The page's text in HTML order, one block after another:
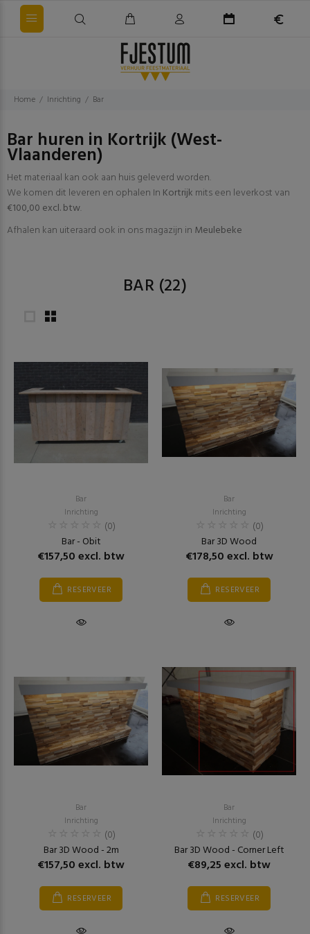
Home Inrichting Bar
Bar huren in Kortrijk (West-
Vlaanderen)
Het materiaal kan ook aan huis geleverd worden.
We komen dit leveren en ophalen In Kortrijk mits een leverkost van
€100,00 excl. btw.
Afhalen kan uiteraard ook in ons magazijn in Meulebeke
BAR (22)
Bar
Inrichting
(0)
Bar - Obit
€157,50 excl. btw
RESERVEER
Bar
Inrichting
(0)
Bar 3D Wood
€178,50 excl. btw
RESERVEER
Bar
Inrichting
(0)
Bar 3D Wood - 2m
€157,50 excl. btw
RESERVEER
Bar
Inrichting
(0)
Bar 3D Wood - Corner Left
€89,25 excl. btw
RESERVEER